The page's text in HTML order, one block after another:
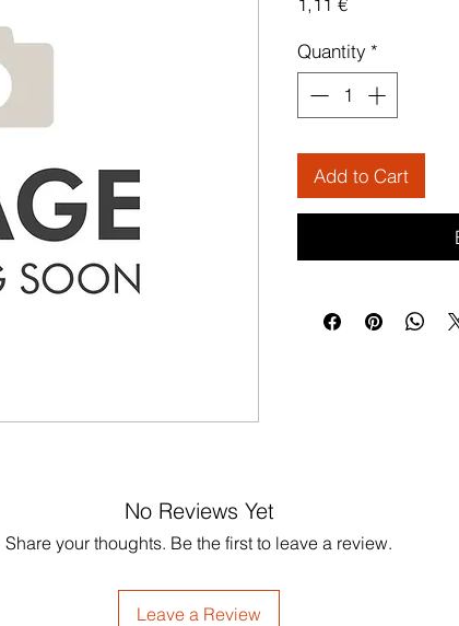
Quantity *
Add to Cart
No Reviews Yet
Share your thoughts. Be the first to leave a review.
Leave a Review